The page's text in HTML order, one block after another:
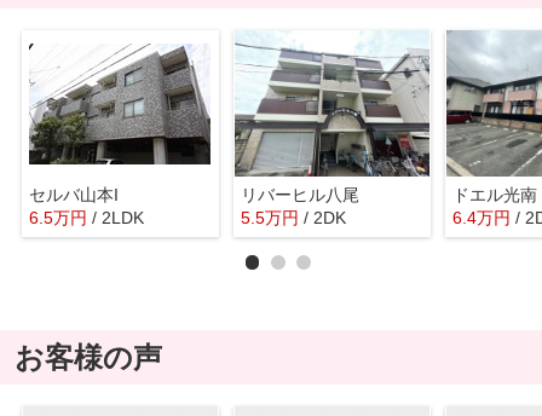
セルバ山本I
6.5万円 / 2LDK
リバーヒル八尾
5.5万円 / 2DK
ドエル光南
6.4万円 /
お客様の声